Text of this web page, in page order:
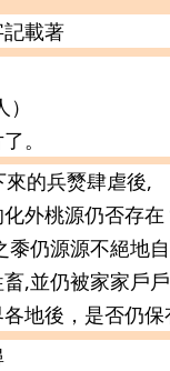
載著
。
的兵燹肆虐後,
外桃源仍否存在
仍源源不絕地自
,並仍被家家戶
地後，是否仍保